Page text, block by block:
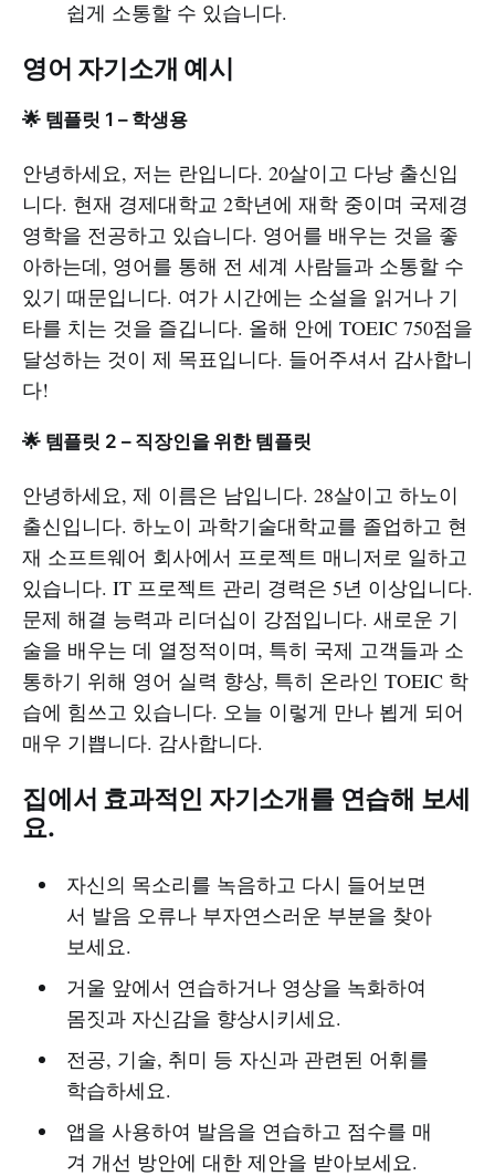
쉽게 소통할 수 있습니다.
영어 자기소개 예시
🌟 템플릿 1 – 학생용
안녕하세요, 저는 란입니다. 20살이고 다낭 출신입
니다. 현재 경제대학교 2학년에 재학 중이며 국제경
영학을 전공하고 있습니다. 영어를 배우는 것을 좋
아하는데, 영어를 통해 전 세계 사람들과 소통할 수
있기 때문입니다. 여가 시간에는 소설을 읽거나 기
타를 치는 것을 즐깁니다. 올해 안에 TOEIC 750점을
달성하는 것이 제 목표입니다. 들어주셔서 감사합니
다!
🌟 템플릿 2 – 직장인을 위한 템플릿
안녕하세요, 제 이름은 남입니다. 28살이고 하노이
출신입니다. 하노이 과학기술대학교를 졸업하고 현
재 소프트웨어 회사에서 프로젝트 매니저로 일하고
있습니다. IT 프로젝트 관리 경력은 5년 이상입니다.
문제 해결 능력과 리더십이 강점입니다. 새로운 기
술을 배우는 데 열정적이며, 특히 국제 고객들과 소
통하기 위해 영어 실력 향상, 특히 온라인 TOEIC 학
습에 힘쓰고 있습니다. 오늘 이렇게 만나 뵙게 되어
매우 기쁩니다. 감사합니다.
집에서 효과적인 자기소개를 연습해 보세
요.
자신의 목소리를 녹음하고 다시 들어보면
서 발음 오류나 부자연스러운 부분을 찾아
보세요.
거울 앞에서 연습하거나 영상을 녹화하여
몸짓과 자신감을 향상시키세요.
전공, 기술, 취미 등 자신과 관련된 어휘를
학습하세요.
앱을 사용하여 발음을 연습하고 점수를 매
겨 개선 방안에 대한 제안을 받아보세요.